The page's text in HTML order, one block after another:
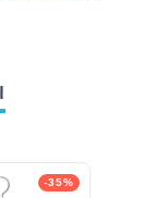
-35%